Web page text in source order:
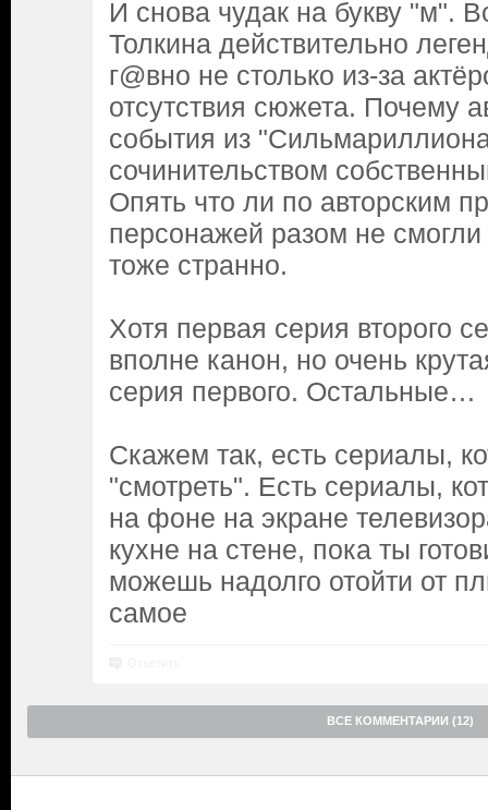
И снова чудак на букву "м".
Толкина действительно
г@вно не столько из-за
отсутствия сюжета. Почему
события из
сочинительством
Опять что ли по авторским
персонажей разом не
тоже странно.
Хотя первая серия второго
вполне канон, но очень
серия первого. Остальные…
Скажем так, есть сериалы,
"смотреть". Есть сериалы,
на фоне на экране
кухне на стене, пока ты
можешь надолго отойти от
самое
ВСЕ КОММЕНТАРИИ (12)